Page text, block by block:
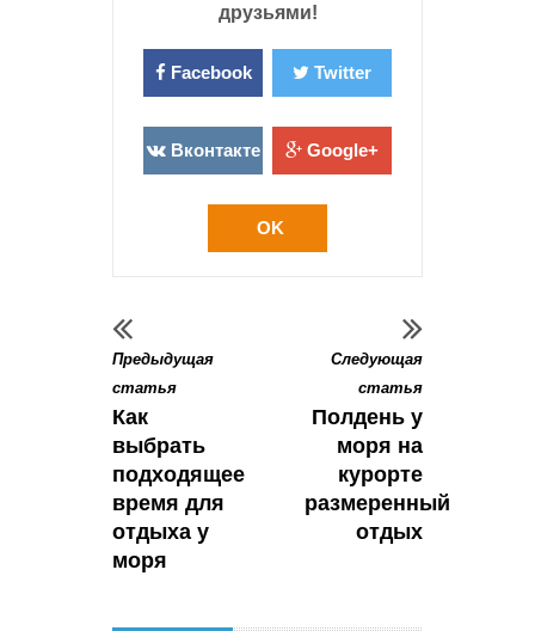
друзьями!
Facebook Twitter
Вконтакте Google+
OK
Предыдущая
статья
Как
выбрать
подходящее
время для
отдыха у
моря
Следующая
статья
Полдень у
моря на
курорте
размеренный
отдых